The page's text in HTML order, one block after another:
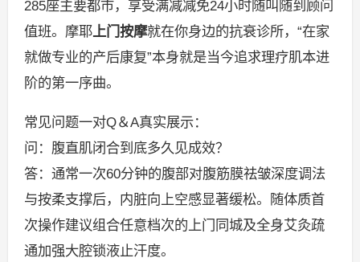
285座主要都市，享受满减减免24小时随叫随到顾问
值班。摩耶上门按摩就在你身边的抗衰诊所，“在家
就做专业的产后康复”本身就是当今追求理疗肌本进
阶的第一序曲。
常见问题一对Q＆A真实展示：
问：腹直肌闭合到底多久见成效？
答：通常一次60分钟的腹部对腹筋膜祛皱深度调法
与按柔支撑后，内脏向上空感显著缓松。随体质首
次操作建议组合任意档次的上门同城及全身艾灸疏
通加强大腔锁液止汗度。